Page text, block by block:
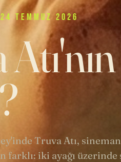
TEMMUZ 2026
Truva Atı,
farklı: iki ayağı üzerinde